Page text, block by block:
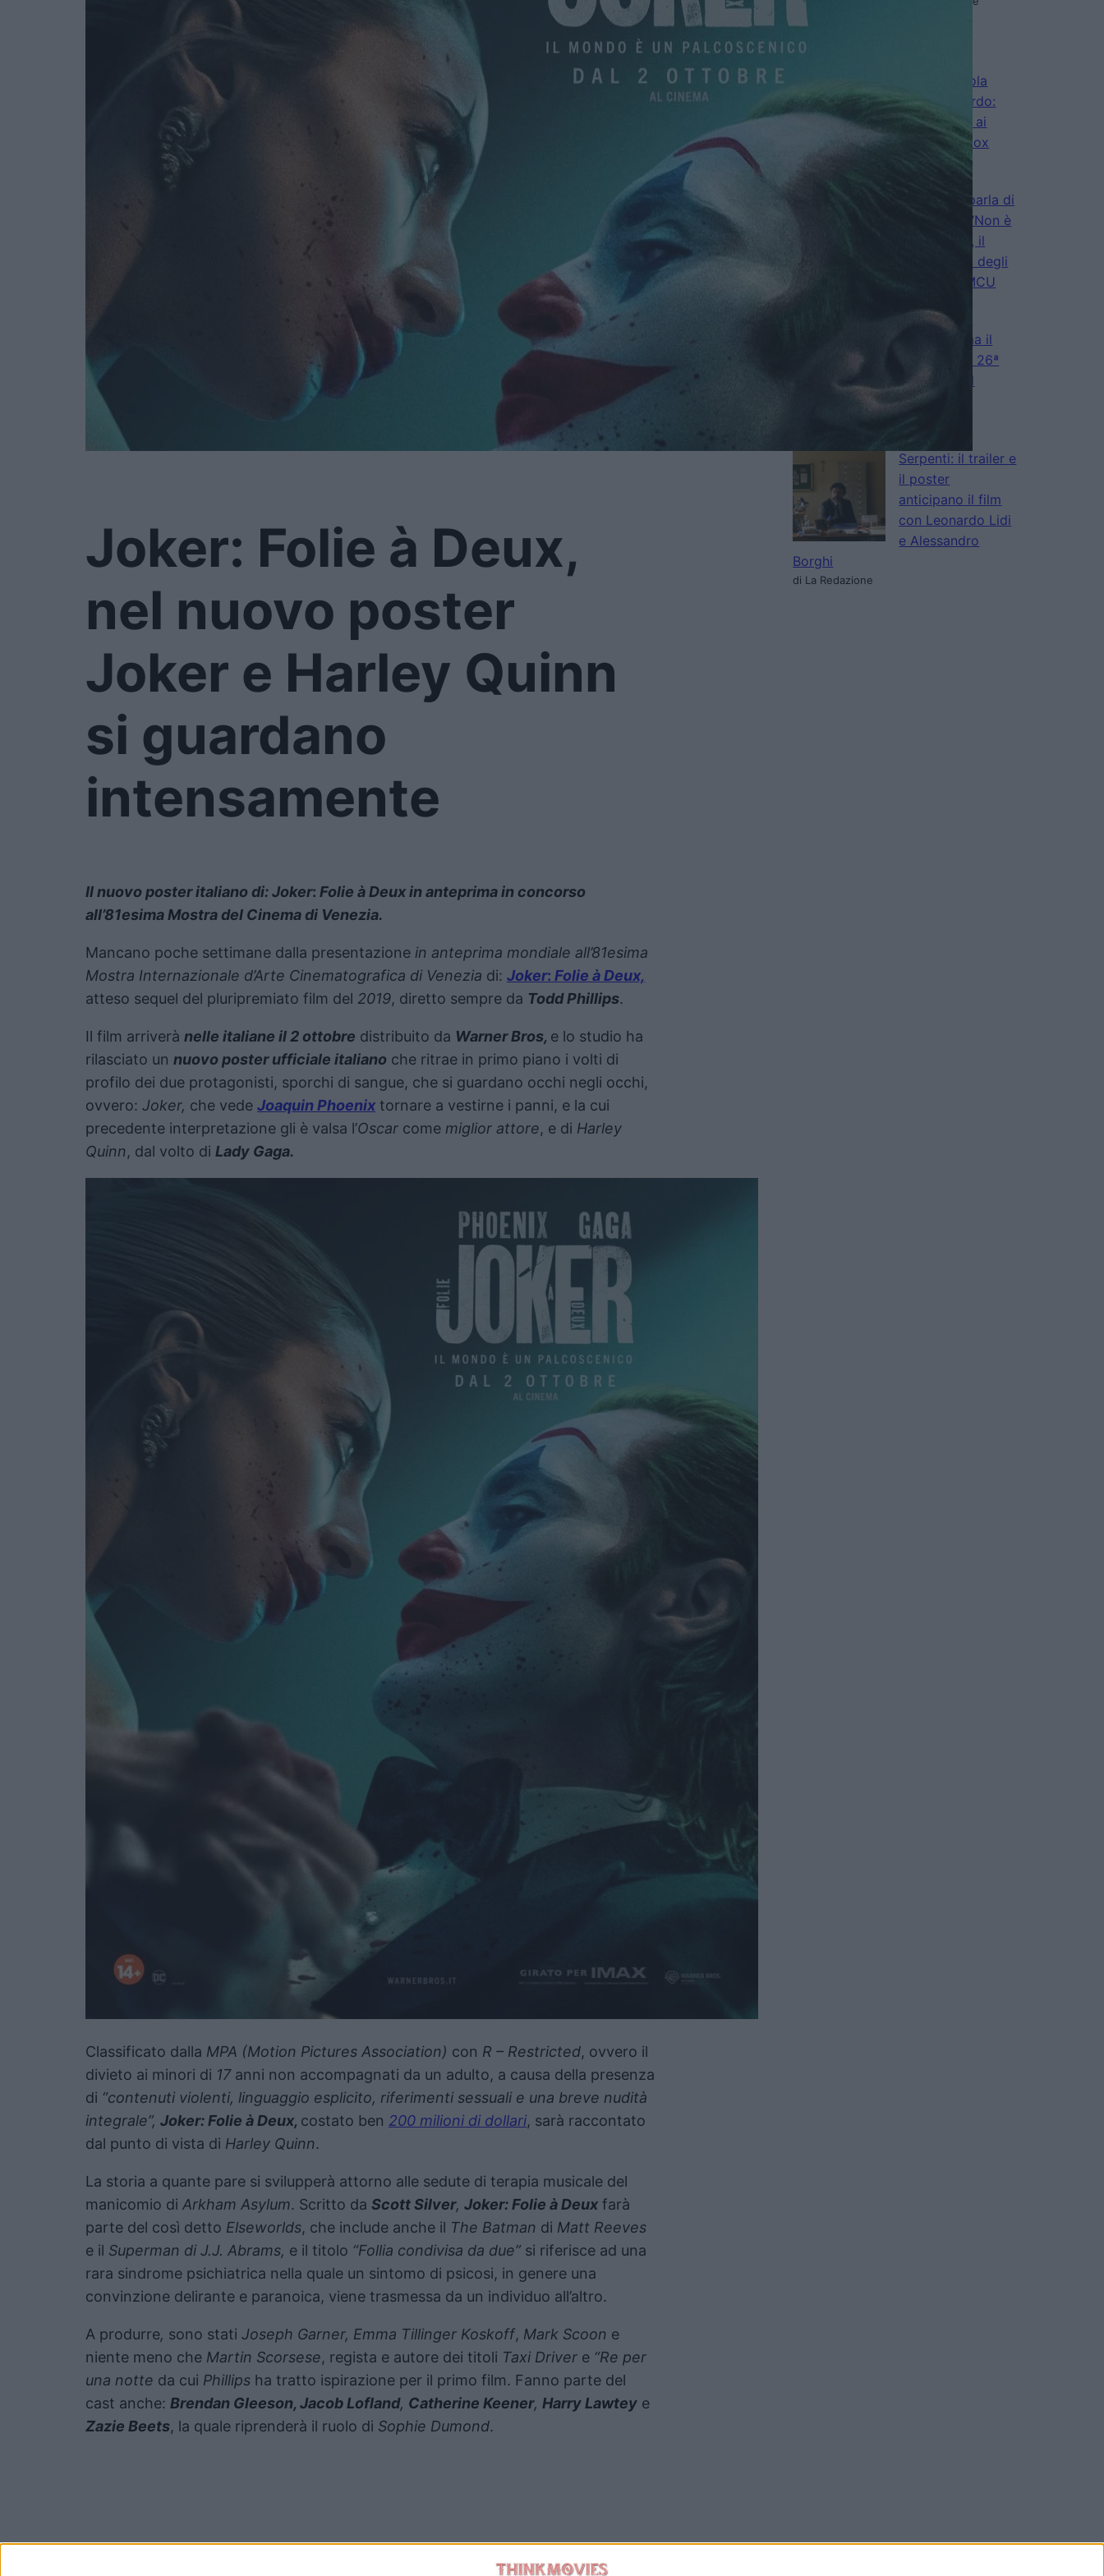
Joker: Folie à Deux,
nel nuovo poster
Joker e Harley Quinn
si guardano
intensamente
Il nuovo poster italiano di: Joker: Folie à Deux in anteprima in concorso
all’81esima Mostra del Cinema di Venezia.
Mancano poche settimane dalla presentazione in anteprima mondiale all’81esima
Mostra Internazionale d’Arte Cinematografica di Venezia di: Joker: Folie à Deux,
atteso sequel del pluripremiato film del 2019, diretto sempre da Todd Phillips.
Il film arriverà nelle italiane il 2 ottobre distribuito da Warner Bros, e lo studio ha
rilasciato un nuovo poster ufficiale italiano che ritrae in primo piano i volti di
profilo dei due protagonisti, sporchi di sangue, che si guardano occhi negli occhi,
ovvero: Joker, che vede Joaquin Phoenix tornare a vestirne i panni, e la cui
precedente interpretazione gli è valsa l’Oscar come miglior attore, e di Harley
Quinn, dal volto di Lady Gaga.
Classificato dalla MPA (Motion Pictures Association) con R – Restricted, ovvero il
divieto ai minori di 17anni non accompagnati da un adulto, a causa della presenza
di “contenuti violenti, linguaggio esplicito, riferimenti sessuali e una breve nudità
integrale”, Joker: Folie à Deux, costato ben 200 milioni di dollari, sarà raccontato
dal punto di vista di Harley Quinn.
La storia a quante pare si svilupperà attorno alle sedute di terapia musicale del
manicomio di Arkham Asylum. Scritto da Scott Silver, Joker: Folie à Deux farà
parte del così detto Elseworlds, che include anche il The Batman di Matt Reeves
e il Superman di J.J. Abrams, e il titolo “Follia condivisa da due” si riferisce ad una
rara sindrome psichiatrica nella quale un sintomo di psicosi, in genere una
convinzione delirante e paranoica, viene trasmessa da un individuo all’altro.
A produrre, sono stati Joseph Garner, Emma Tillinger Koskoff, Mark Scoon e
niente meno che Martin Scorsese, regista e autore dei titoli Taxi Driver e “Re per
una notte da cui Phillips ha tratto ispirazione per il primo film. Fanno parte del
cast anche: Brendan Gleeson, Jacob Lofland, Catherine Keener, Harry Lawtey e
Zazie Beets, la quale riprenderà il ruolo di Sophie Dumond.
L’Odissea vola
oltre il miliardo:
Nolan torna ai
vertici del box
Sadie Sink parla di
Jean Grey: “Non è
una cattiva”, il
nuovo volto degli
X-Men nel MCU
Il fumettista
Spugna firma il
poster della 26ª
edizione del
Trieste
Serpenti: il trailer e
il poster
anticipano il film
con Leonardo Lidi
e Alessandro
Borghi
di La Redazione